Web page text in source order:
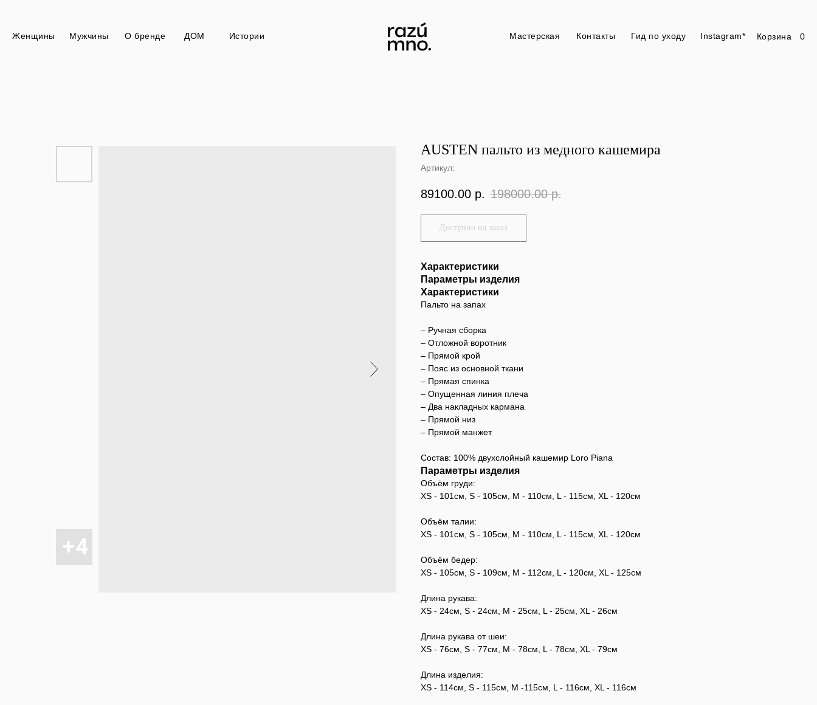
О бренде Мастерская
ДОМ Контакты Гид по уходу Instagram* Корзина
Женщины 0
Истории
Мужчины
AUSTEN пальто из медного кашемира
Артикул:
89100.00 р. 198000.00 р.
Характеристики
Параметры изделия
Характеристики
Пальто на запах
– Ручная сборка
– Отложной воротник
– Прямой крой
– Пояс из основной ткани
– Прямая спинка
– Опущенная линия плеча
– Два накладных кармана
– Прямой низ
– Прямой манжет
Состав: 100% двухслойный кашемир Loro Piana
Параметры изделия
Объём груди:
XS - 101см, S - 105см, M - 110см, L - 115см, XL - 120см
Объём талии:
XS - 101см, S - 105см, M - 110см, L - 115см, XL - 120см
Объём бедер:
XS - 105см, S - 109см, M - 112см, L - 120см, XL - 125см
Длина рукава:
XS - 24см, S - 24см, M - 25см, L - 25см, XL - 26см
Длина рукава от шеи:
XS - 76см, S - 77см, M - 78см, L - 78см, XL - 79см
Длина изделия:
XS - 114см, S - 115см, M -115см, L - 116см, XL - 116см